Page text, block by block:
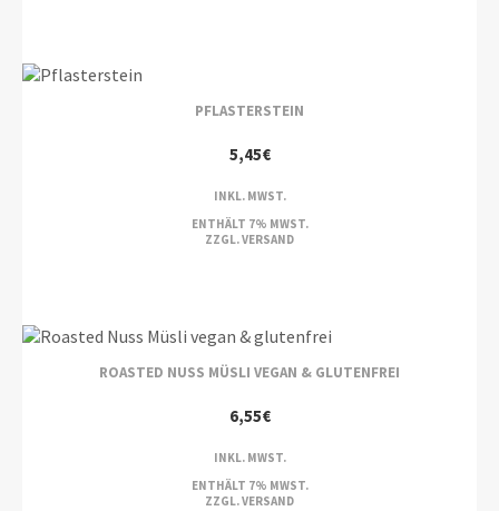
PFLASTERSTEIN
5,45€
INKL. MWST.
ENTHÄLT 7% MWST.
ZZGL.VERSAND
ROASTED NUSS MÜSLI VEGAN & GLUTENFREI
6,55€
INKL. MWST.
ENTHÄLT 7% MWST.
ZZGL.VERSAND